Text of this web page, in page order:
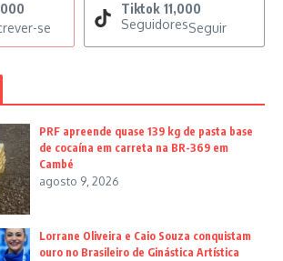
se
Tiktok 11,000
SeguidoresSeguir
PRF apreende quase 139 kg de pasta base
de cocaína em carreta na BR-369 em
Cambé
agosto 9, 2026
Lorrane Oliveira e Caio Souza conquistam
ouro no Brasileiro de Ginástica Artística